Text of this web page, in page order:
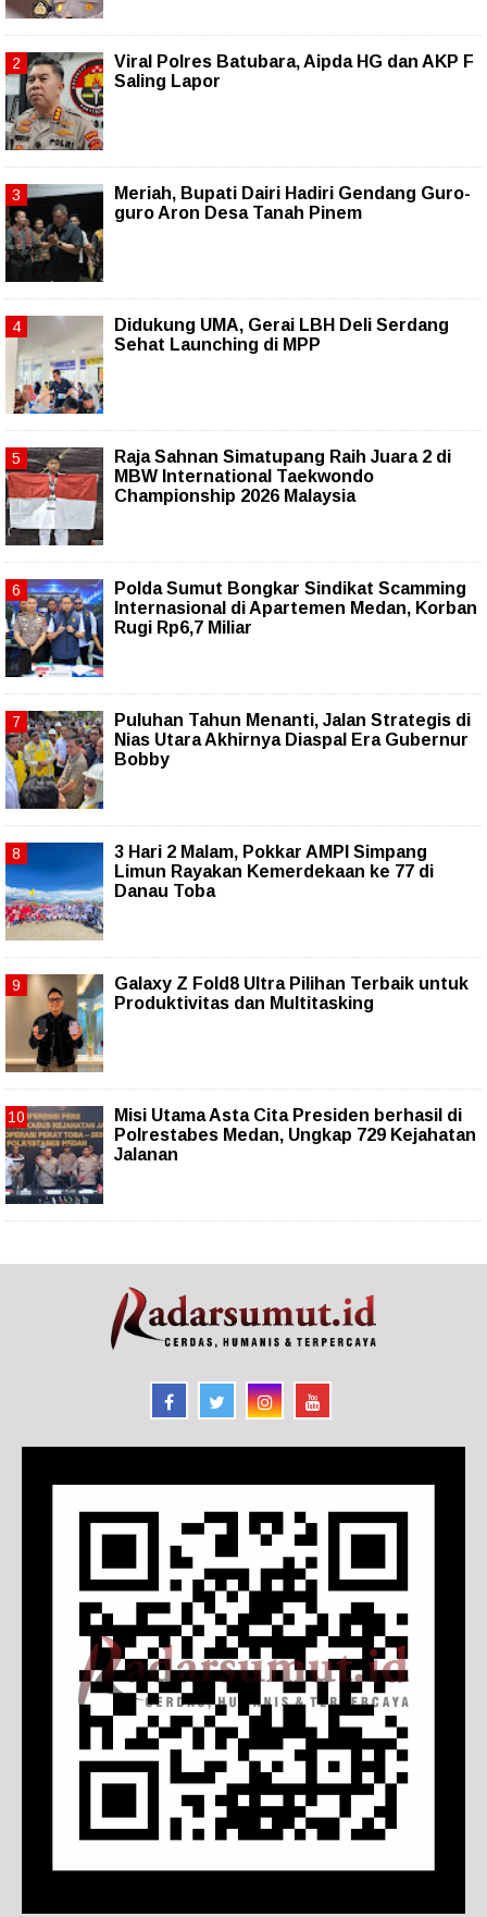
Viral Polres Batubara, Aipda HG dan AKP F
Saling Lapor
Meriah, Bupati Dairi Hadiri Gendang Guro-
guro Aron Desa Tanah Pinem
Didukung UMA, Gerai LBH Deli Serdang
Sehat Launching di MPP
Raja Sahnan Simatupang Raih Juara 2 di
MBW International Taekwondo
Championship 2026 Malaysia
Polda Sumut Bongkar Sindikat Scamming
Internasional di Apartemen Medan, Korban
Rugi Rp6,7 Miliar
Puluhan Tahun Menanti, Jalan Strategis di
Nias Utara Akhirnya Diaspal Era Gubernur
Bobby
3 Hari 2 Malam, Pokkar AMPI Simpang
Limun Rayakan Kemerdekaan ke 77 di
Danau Toba
Galaxy Z Fold8 Ultra Pilihan Terbaik untuk
Produktivitas dan Multitasking
Misi Utama Asta Cita Presiden berhasil di
Polrestabes Medan, Ungkap 729 Kejahatan
Jalanan